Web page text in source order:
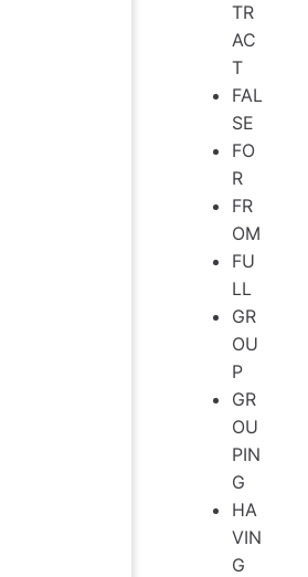
TR
AC
T
FAL
SE
FO
R
FR
OM
FU
LL
GR
OU
P
GR
OU
PIN
G
HA
VIN
G